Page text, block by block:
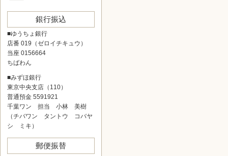
銀行振込
■ゆうちょ銀行
店番 019（ゼロイチキュウ）
当座 0156664
ちばわん
■みずほ銀行
東京中央支店（110）
普通預金 5591921
千葉ワン 担当 小林 美樹
（チバワン タントウ コバヤ
シ ミキ）
郵便振替